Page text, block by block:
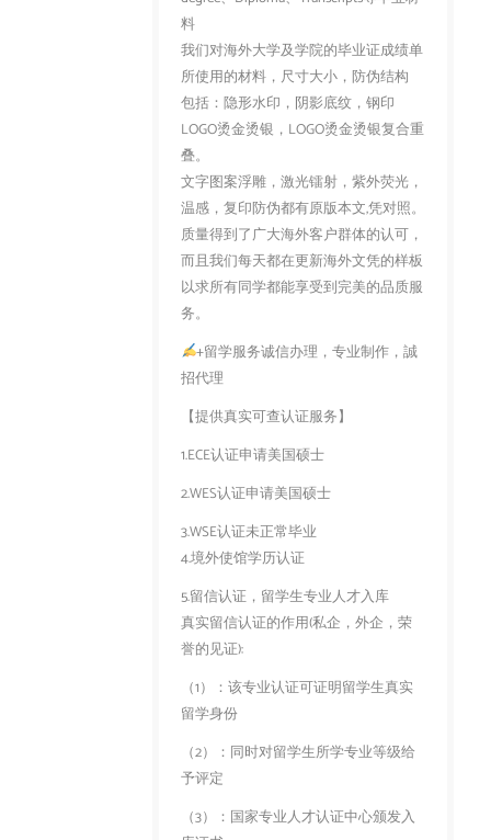
料
我们对海外大学及学院的毕业证成绩单
所使用的材料，尺寸大小，防伪结构
包括：隐形水印，阴影底纹，钢印
LOGO烫金烫银，LOGO烫金烫银复合重
叠。
文字图案浮雕，激光镭射，紫外荧光，
温感，复印防伪都有原版本文,凭对照。
质量得到了广大海外客户群体的认可，
而且我们每天都在更新海外文凭的样板
以求所有同学都能享受到完美的品质服
务。
+留学服务诚信办理，专业制作，誠
招代理
【提供真实可查认证服务】
1.ECE认证申请美国硕士
2.WES认证申请美国硕士
3.WSE认证未正常毕业
4.境外使馆学历认证
5.留信认证，留学生专业人才入库
真实留信认证的作用(私企，外企，荣
誉的见证):
（1）：该专业认证可证明留学生真实
留学身份
（2）：同时对留学生所学专业等级给
予评定
（3）：国家专业人才认证中心颁发入